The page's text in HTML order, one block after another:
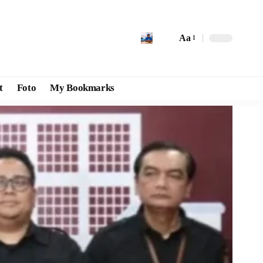
Aa
Foto My Bookmarks